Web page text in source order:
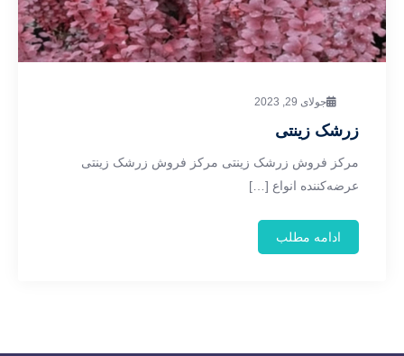
جولای 29, 2023
زرشک زینتی
مرکز فروش زرشک زینتی مرکز فروش زرشک زینتی
عرضه‌کننده انواع […]
ادامه مطلب